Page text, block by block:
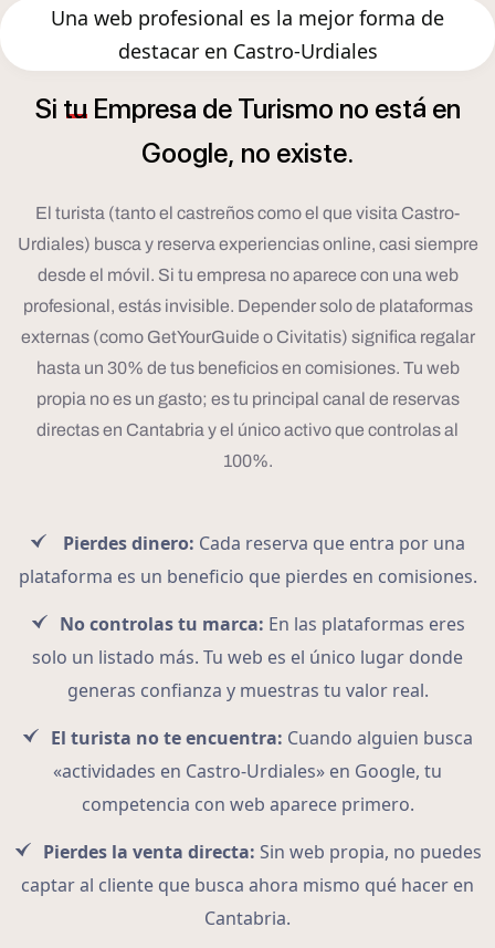
Una web profesional es la mejor forma de
destacar en Castro-Urdiales
Si tu Empresa de Turismo no está en
Google, no existe.
El turista (tanto el castreños como el que visita Castro-
Urdiales) busca y reserva experiencias online, casi siempre
desde el móvil. Si tu empresa no aparece con una web
profesional, estás invisible. Depender solo de plataformas
externas (como GetYourGuide o Civitatis) significa regalar
hasta un 30% de tus beneficios en comisiones. Tu web
propia no es un gasto; es tu principal canal de reservas
directas en Cantabria y el único activo que controlas al
100%.
Pierdes dinero: Cada reserva que entra por una
plataforma es un beneficio que pierdes en comisiones.
No controlas tu marca: En las plataformas eres
solo un listado más. Tu web es el único lugar donde
generas confianza y muestras tu valor real.
El turista no te encuentra: Cuando alguien busca
«actividades en Castro-Urdiales» en Google, tu
competencia con web aparece primero.
Pierdes la venta directa: Sin web propia, no puedes
captar al cliente que busca ahora mismo qué hacer en
Cantabria.